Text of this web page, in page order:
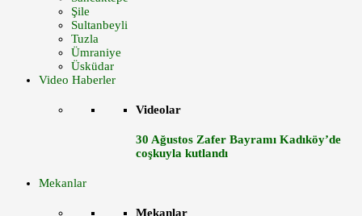
Şile
Sultanbeyli
Tuzla
Ümraniye
Üsküdar
Video Haberler
Videolar
30 Ağustos Zafer Bayramı Kadıköy’de
coşkuyla kutlandı
Mekanlar
Mekanlar